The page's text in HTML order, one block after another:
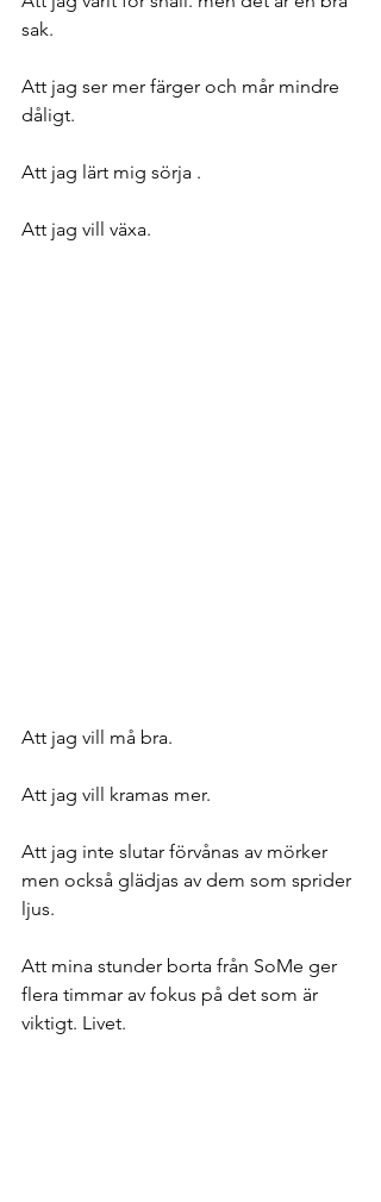
sak.
Att jag ser mer färger och mår mindre
dåligt.
Att jag lärt mig sörja .
Att jag vill växa.
Att jag vill må bra.
Att jag vill kramas mer.
Att jag inte slutar förvånas av mörker
men också glädjas av dem som sprider
ljus.
Att mina stunder borta från SoMe ger
flera timmar av fokus på det som är
viktigt. Livet.